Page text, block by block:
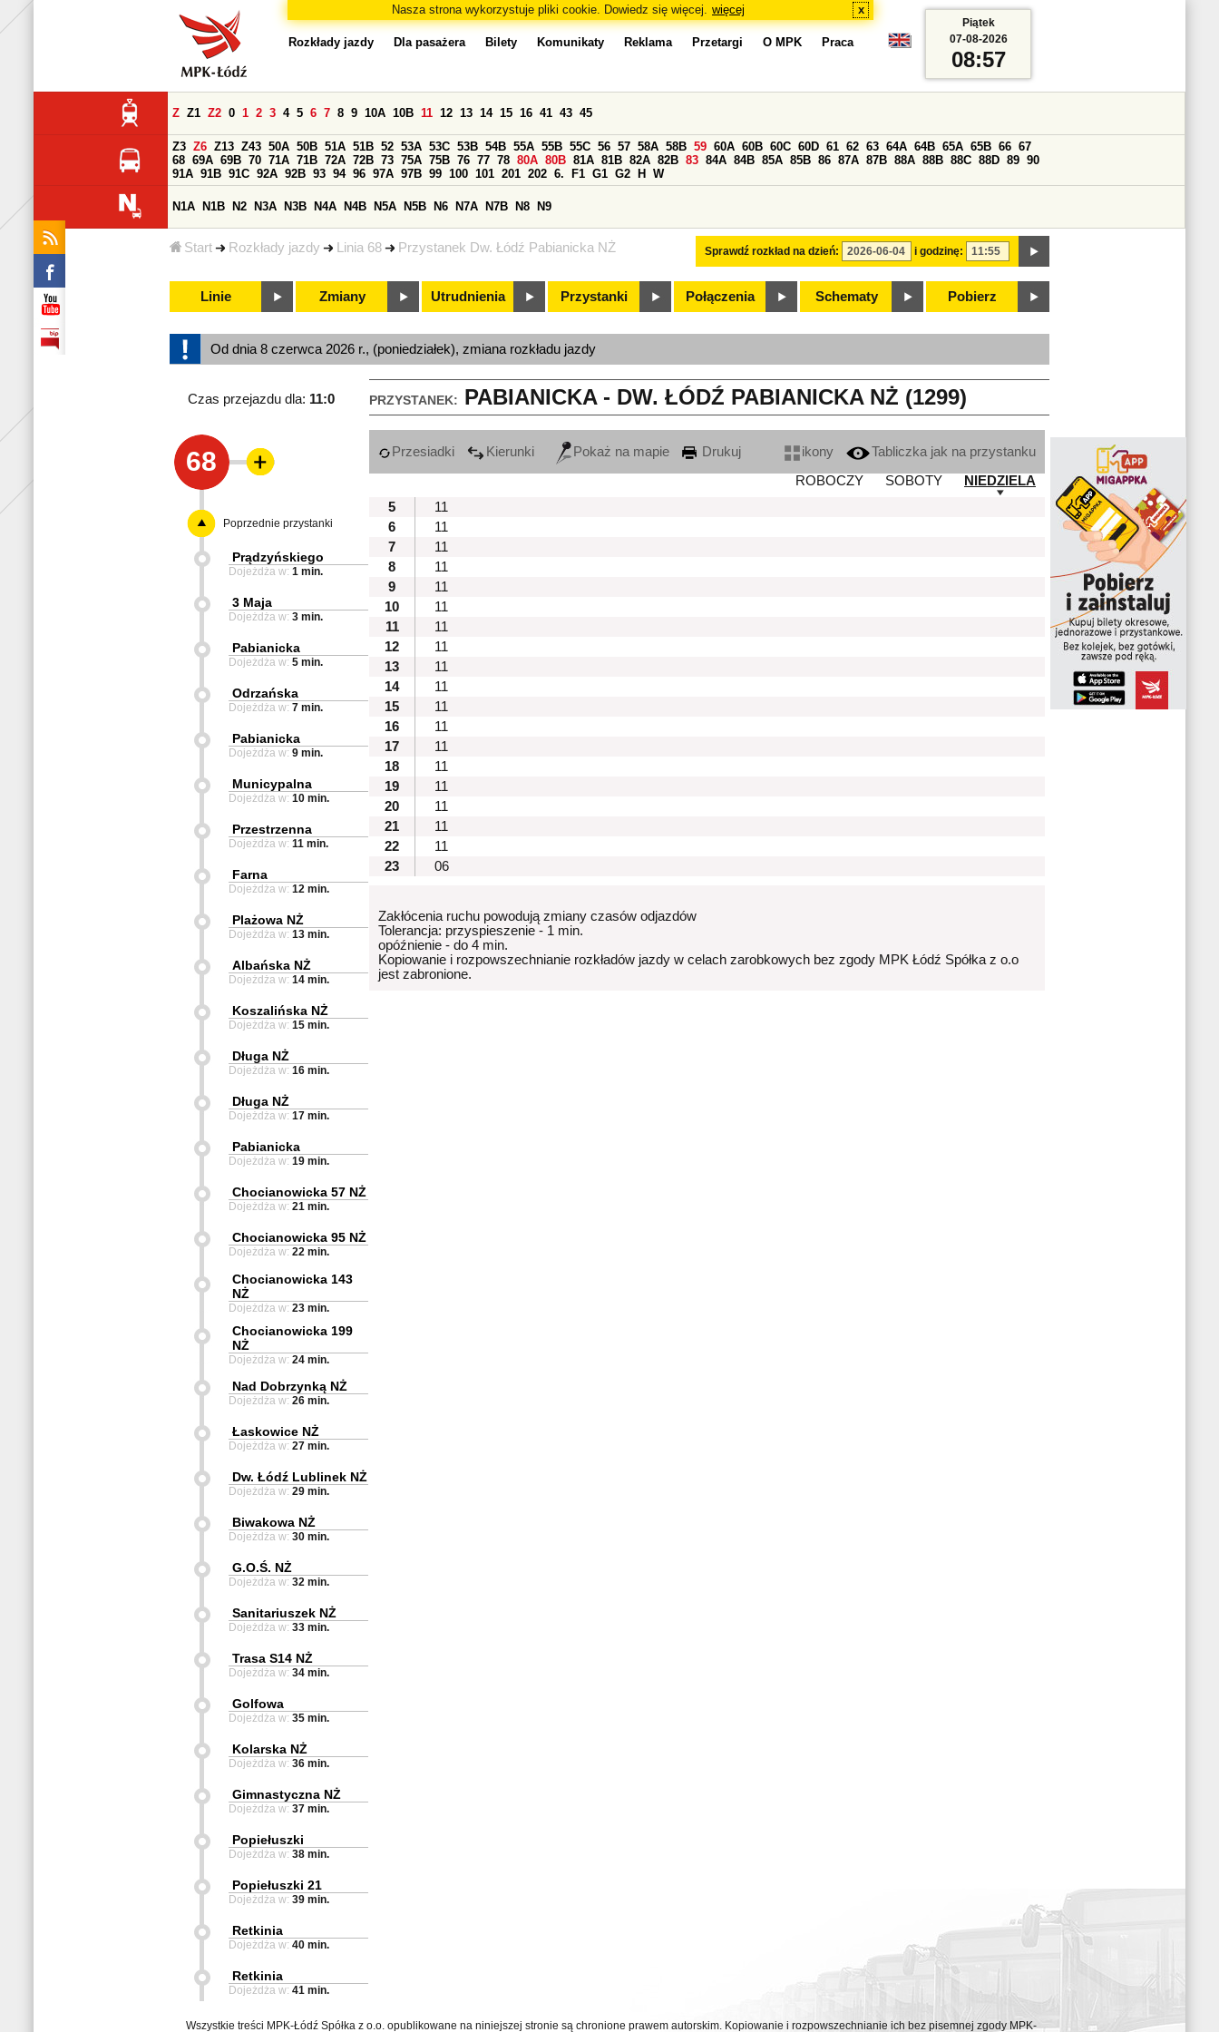
Nasza strona wykorzystuje pliki cookie. Dowiedz się więcej. więcej x
Start Rozkłady jazdy Linia 68 Przystanek Dw. Łódź Pabianicka NŻ
Rozkłady jazdy Dla pasażera Bilety Komunikaty Reklama Przetargi O MPK Praca
Sprawdź rozkład na dzień: i godzinę:
Z Z1 Z2 0 1 2 3 4 5 6 7 8 9 10A 10B 11 12 13 14 15 16 41 43 45
Z3 Z6 Z13 Z43 50A 50B 51A 51B 52 53A 53C 53B 54B 55A 55B 55C 56 57 58A 58B 59 60A 60B 60C 60D 61 62 63 64A 64B 65A 65B 66 67
68 69A 69B 70 71A 71B 72A 72B 73 75A 75B 76 77 78 80A 80B 81A 81B 82A 82B 83 84A 84B 85A 85B 86 87A 87B 88A 88B 88C 88D 89 90
91A 91B 91C 92A 92B 93 94 96 97A 97B 99 100 101 201 202 6. F1 G1 G2 H W
N1A N1B N2 N3A N3B N4A N4B N5A N5B N6 N7A N7B N8 N9
Linie Zmiany Utrudnienia Przystanki Połączenia Schematy Pobierz
Piątek
07-08-2026
08:57
Od dnia 8 czerwca 2026 r., (poniedziałek), zmiana rozkładu jazdy
PRZYSTANEK: PABIANICKA - DW. ŁÓDŹ PABIANICKA NŻ (1299)
Czas przejazdu dla: 11:0
68 Przesiadki Kierunki Pokaż na mapie Drukuj ikony
Tabliczka jak na przystanku
ROBOCZY
SOBOTY
NIEDZIELA
5
11
6
11
7
11
8
11
9
11
10
11
11
11
12
11
13
11
14
11
15
11
16
11
17
11
18
11
19
11
20
11
21
11
22
11
23
06
Zakłócenia ruchu powodują zmiany czasów odjazdów
Tolerancja: przyspieszenie - 1 min.
opóźnienie - do 4 min.
Kopiowanie i rozpowszechnianie rozkładów jazdy w celach zarobkowych bez zgody MPK Łódź Spółka z o.o
jest zabronione.
Poprzednie przystanki
Prądzyńskiego
Dojeżdża w: 1 min.
3 Maja
Dojeżdża w: 3 min.
Pabianicka
Dojeżdża w: 5 min.
Odrzańska
Dojeżdża w: 7 min.
Pabianicka
Dojeżdża w: 9 min.
Municypalna
Dojeżdża w: 10 min.
Przestrzenna
Dojeżdża w: 11 min.
Farna
Dojeżdża w: 12 min.
Plażowa NŻ
Dojeżdża w: 13 min.
Albańska NŻ
Dojeżdża w: 14 min.
Koszalińska NŻ
Dojeżdża w: 15 min.
Długa NŻ
Dojeżdża w: 16 min.
Długa NŻ
Dojeżdża w: 17 min.
Pabianicka
Dojeżdża w: 19 min.
Chocianowicka 57 NŻ
Dojeżdża w: 21 min.
Chocianowicka 95 NŻ
Dojeżdża w: 22 min.
Chocianowicka 143
NŻ
Dojeżdża w: 23 min.
Chocianowicka 199
NŻ
Dojeżdża w: 24 min.
Nad Dobrzynką NŻ
Dojeżdża w: 26 min.
Łaskowice NŻ
Dojeżdża w: 27 min.
Dw. Łódź Lublinek NŻ
Dojeżdża w: 29 min.
Biwakowa NŻ
Dojeżdża w: 30 min.
G.O.Ś. NŻ
Dojeżdża w: 32 min.
Sanitariuszek NŻ
Dojeżdża w: 33 min.
Trasa S14 NŻ
Dojeżdża w: 34 min.
Golfowa
Dojeżdża w: 35 min.
Kolarska NŻ
Dojeżdża w: 36 min.
Gimnastyczna NŻ
Dojeżdża w: 37 min.
Popiełuszki
Dojeżdża w: 38 min.
Popiełuszki 21
Dojeżdża w: 39 min.
Retkinia
Dojeżdża w: 40 min.
Retkinia
Dojeżdża w: 41 min.
Wszystkie treści MPK-Łódź Spółka z o.o. opublikowane na niniejszej stronie są chronione prawem autorskim. Kopiowanie i rozpowszechnianie ich bez pisemnej zgody MPK-